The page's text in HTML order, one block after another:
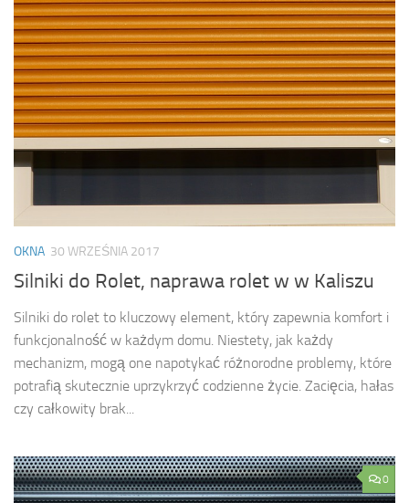
OKNA 30 WRZEŚNIA 2017
Silniki do Rolet, naprawa rolet w w Kaliszu
Silniki do rolet to kluczowy element, który zapewnia komfort i
funkcjonalność w każdym domu. Niestety, jak każdy
mechanizm, mogą one napotykać różnorodne problemy, które
potrafią skutecznie uprzykrzyć codzienne życie. Zacięcia, hałas
czy całkowity brak...
0